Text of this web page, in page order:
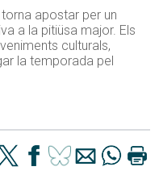
torna apostar per un
a la pitiüsa major. Els
culturals,
la temporada pel